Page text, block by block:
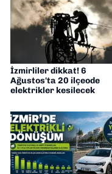
İzmirliler dikkat! 6
Ağustos'ta 20 ilçeode
elektrikler kesilecek